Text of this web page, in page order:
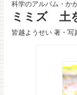
科学のアルバム・か
ミミズ 土
皆越ようせい 著・写